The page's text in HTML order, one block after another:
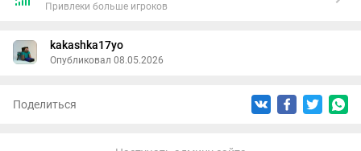
Привлеки больше игроков
kakashka17yo
Опубликовал 08.05.2026
Поделиться